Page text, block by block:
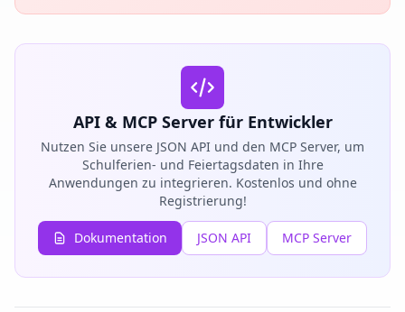
API & MCP Server für Entwickler
Nutzen Sie unsere JSON API und den MCP Server, um
Schulferien- und Feiertagsdaten in Ihre
Anwendungen zu integrieren. Kostenlos und ohne
Registrierung!
Dokumentation JSON API MCP Server